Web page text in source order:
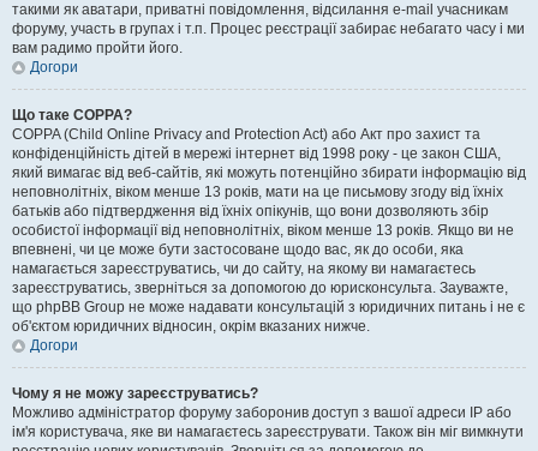
такими як аватари, приватні повідомлення, відсилання e-mail учасникам
форуму, участь в групах і т.п. Процес реєстрації забирає небагато часу і ми
вам радимо пройти його.
Догори
Що таке COPPA?
COPPA (Child Online Privacy and Protection Act) або Акт про захист та
конфіденційність дітей в мережі інтернет від 1998 року - це закон США,
який вимагає від веб-сайтів, які можуть потенційно збирати інформацію від
неповнолітніх, віком менше 13 років, мати на це письмову згоду від їхніх
батьків або підтвердження від їхніх опікунів, що вони дозволяють збір
особистої інформації від неповнолітніх, віком менше 13 років. Якщо ви не
впевнені, чи це може бути застосоване щодо вас, як до особи, яка
намагається зареєструватись, чи до сайту, на якому ви намагаєтесь
зареєструватись, зверніться за допомогою до юрисконсульта. Зауважте,
що phpBB Group не може надавати консультацій з юридичних питань і не є
об'єктом юридичних відносин, окрім вказаних нижче.
Догори
Чому я не можу зареєструватись?
Можливо адміністратор форуму заборонив доступ з вашої адреси IP або
ім'я користувача, яке ви намагаєтесь зареєструвати. Також він міг вимкнути